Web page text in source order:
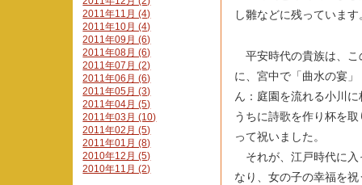
し雛などに残っています
平安時代の貴族は、こ
に、宮中で「曲水の宴
ん：庭園を流れる小川
うちに詩歌を作り杯を
って祝いました。
それが、江戸時代に入
なり、女の子の幸福を
2011年11月 (4)
2011年10月 (4)
2011年09月 (6)
2011年08月 (6)
2011年07月 (2)
2011年06月 (6)
2011年05月 (3)
2011年04月 (5)
2011年03月 (10)
2011年02月 (5)
2011年01月 (8)
2010年12月 (5)
2010年11月 (2)